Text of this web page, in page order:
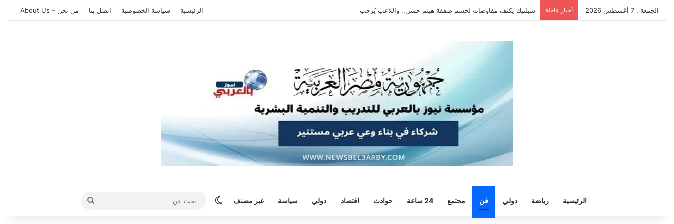
الجمعة , 7 أغسطس 2026 أخبار عاجلة الزمالك يرفض رحيل خوان بيزيرا ويطالبه بالعودة الفورية للتدريبات الرئيسية سياسة الخصوصية اتصل بنا من نحن – About Us
الرئيسية رياضة دولي فن مجتمع 24 ساعة حوادث اقتصاد دولي سياسة غير مصنف الوضع المظلم
بحث